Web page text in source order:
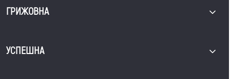
ГРИЖОВНА
УСПЕШНА